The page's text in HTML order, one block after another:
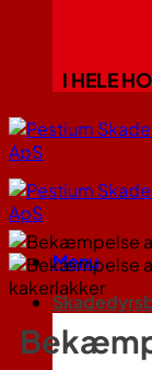
I HELE
Menu